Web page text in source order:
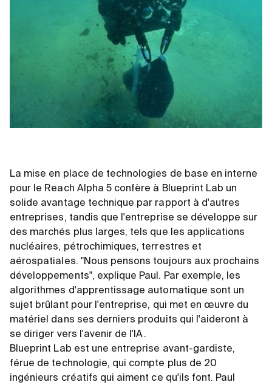
La mise en place de technologies de base en interne
pour le Reach Alpha 5 confère à Blueprint Lab un
solide avantage technique par rapport à d'autres
entreprises, tandis que l'entreprise se développe sur
des marchés plus larges, tels que les applications
nucléaires, pétrochimiques, terrestres et
aérospatiales. "Nous pensons toujours aux prochains
développements", explique Paul. Par exemple, les
algorithmes d'apprentissage automatique sont un
sujet brûlant pour l'entreprise, qui met en œuvre du
matériel dans ses derniers produits qui l'aideront à
se diriger vers l'avenir de l'IA.
Blueprint Lab est une entreprise avant-gardiste,
férue de technologie, qui compte plus de 20
ingénieurs créatifs qui aiment ce qu'ils font. Paul